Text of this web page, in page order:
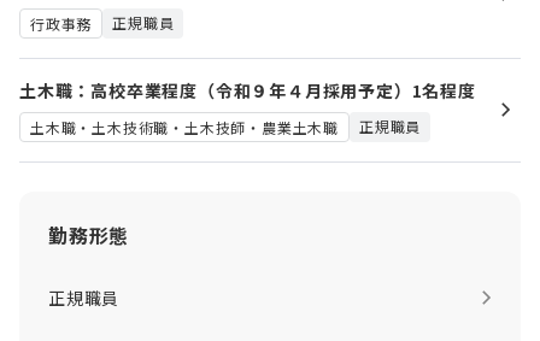
勤務形態
正規職員
行政事務 正規職員
土木職：高校卒業程度（令和９年４月採用予定）1名程度
土木職・土木技術職・土木技師・農業土木職 正規職員